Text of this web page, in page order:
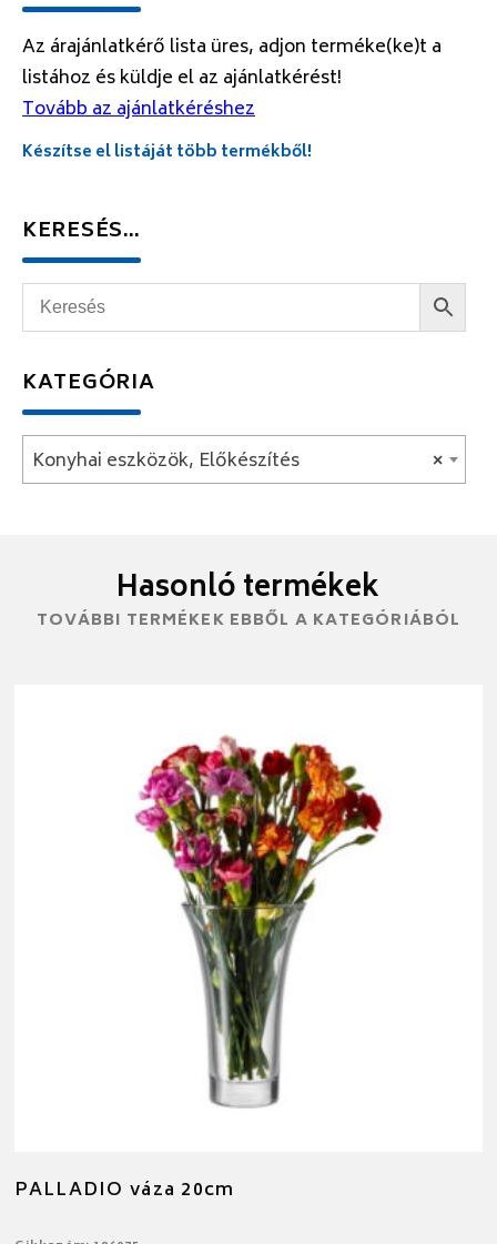
Az árajánlatkérő lista üres, adjon terméke(ke)t a
listához és küldje el az ajánlatkérést!
Tovább az ajánlatkéréshez
Készítse el listáját több termékből!
KERESÉS…
KATEGÓRIA
×
Konyhai eszközök, Előkészítés
Hasonló termékek
TOVÁBBI TERMÉKEK EBBŐL A KATEGÓRIÁBÓL
PALLADIO váza 20cm